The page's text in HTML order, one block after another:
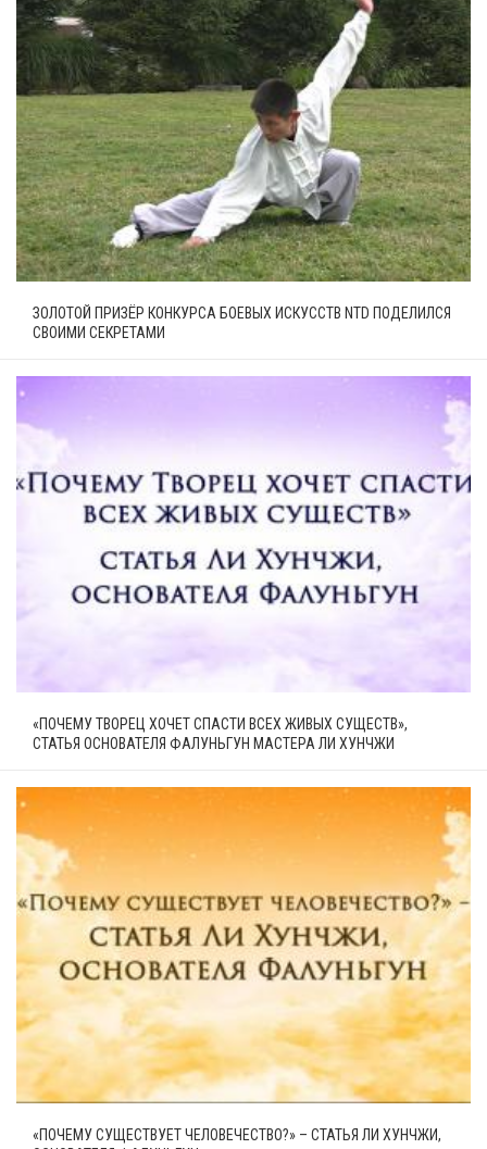
ЗОЛОТОЙ ПРИЗЁР КОНКУРСА БОЕВЫХ ИСКУССТВ NTD ПОДЕЛИЛСЯ
СВОИМИ СЕКРЕТАМИ
«ПОЧЕМУ ТВОРЕЦ ХОЧЕТ СПАСТИ ВСЕХ ЖИВЫХ СУЩЕСТВ»,
СТАТЬЯ ОСНОВАТЕЛЯ ФАЛУНЬГУН МАСТЕРА ЛИ ХУНЧЖИ
«ПОЧЕМУ СУЩЕСТВУЕТ ЧЕЛОВЕЧЕСТВО?» – СТАТЬЯ ЛИ ХУНЧЖИ,